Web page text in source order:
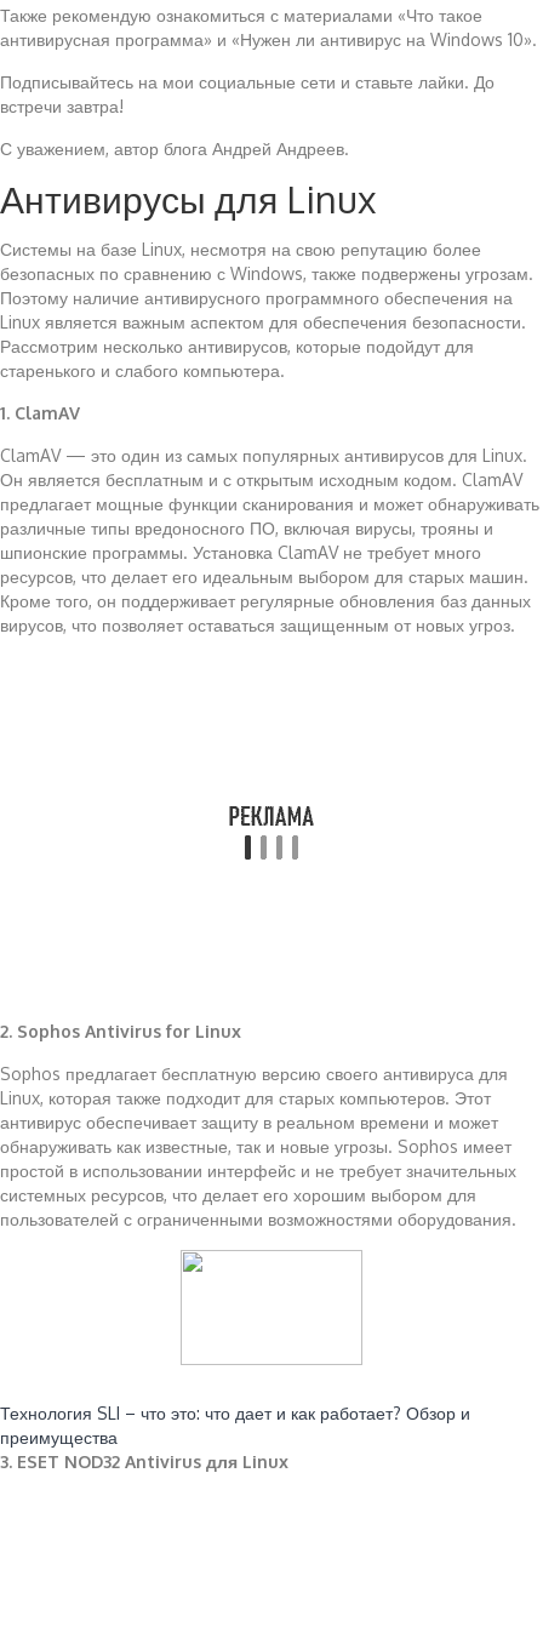
Также рекомендую ознакомиться с материалами «Что такое
антивирусная программа» и «Нужен ли антивирус на Windows 10».
Подписывайтесь на мои социальные сети и ставьте лайки. До
встречи завтра!
С уважением, автор блога Андрей Андреев.
Антивирусы для Linux
Системы на базе Linux, несмотря на свою репутацию более
безопасных по сравнению с Windows, также подвержены угрозам.
Поэтому наличие антивирусного программного обеспечения на
Linux является важным аспектом для обеспечения безопасности.
Рассмотрим несколько антивирусов, которые подойдут для
старенького и слабого компьютера.
1. ClamAV
ClamAV — это один из самых популярных антивирусов для Linux.
Он является бесплатным и с открытым исходным кодом. ClamAV
предлагает мощные функции сканирования и может обнаруживать
различные типы вредоносного ПО, включая вирусы, трояны и
шпионские программы. Установка ClamAV не требует много
ресурсов, что делает его идеальным выбором для старых машин.
Кроме того, он поддерживает регулярные обновления баз данных
вирусов, что позволяет оставаться защищенным от новых угроз.
2. Sophos Antivirus for Linux
Sophos предлагает бесплатную версию своего антивируса для
Linux, которая также подходит для старых компьютеров. Этот
антивирус обеспечивает защиту в реальном времени и может
обнаруживать как известные, так и новые угрозы. Sophos имеет
простой в использовании интерфейс и не требует значительных
системных ресурсов, что делает его хорошим выбором для
пользователей с ограниченными возможностями оборудования.
Технология SLI – что это: что дает и как работает? Обзор и
преимущества
3. ESET NOD32 Antivirus для Linux